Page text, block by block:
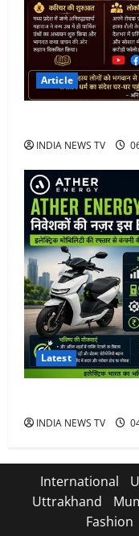
Article
INDIA NEWS TV
Latest
INDIA NEWS TV
International
Uttrakhand
Fashion